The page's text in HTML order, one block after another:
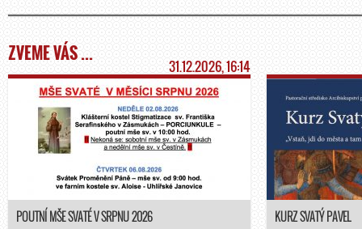
ZVEME VÁS ...
31.12.2026, 16:14
POUTNÍ MŠE SVATÉ V SRPNU 2026 KURZ SVATÝ PAVEL